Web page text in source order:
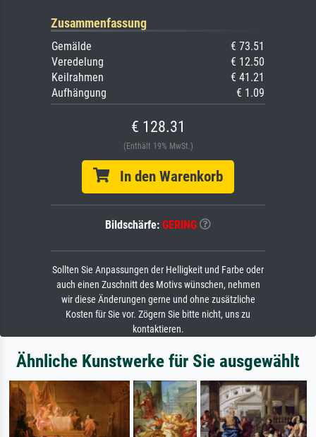
Zusammenfassung
Gemälde
€ 73.51
Veredelung
€ 12.50
Keilrahmen
€ 41.21
Aufhängung
€ 1.09
€ 128.31
(Enthält 19% MwSt.)
In den Warenkorb
Bildschärfe: GERING
Sollten Sie Anpassungen der Helligkeit und Farbe oder
auch einen Zuschnitt des Motivs wünschen, nehmen
wir diese Änderungen gerne und ohne zusätzliche
Kosten für Sie vor. Zögern Sie bitte nicht, uns zu
kontaktieren.
Ähnliche Kunstwerke für Sie ausgewählt